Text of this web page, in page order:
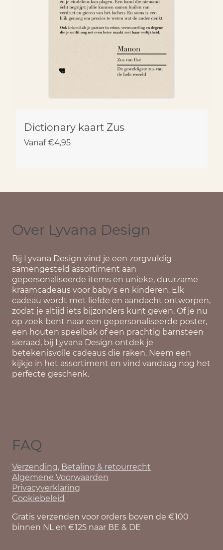
Dictionary kaart Zus
Vanaf €4,95
Over Lyvana Design
Bij Lyvana Design vind je een zorgvuldig
samengesteld assortiment aan
gepersonaliseerde items en unieke, duurzame
kraamcadeaus voor baby's en kinderen. Elk
cadeau wordt met liefde en aandacht ontworpen,
zodat je altijd iets bijzonders kunt geven. Of je nu
op zoek bent naar een gepersonaliseerde poster,
een houten speelbak of een prachtig barnsteen
sieraad, bij Lyvana Design ontdek je
betekenisvolle cadeaus die raken. Neem een
kijkje in het assortiment en vind vandaag nog het
perfecte geschenk.
FAQ
Verzending, Betaling & retourrecht
Algemene Voorwaarden
Privacyverklaring
Cookiebeleid
Gratis verzenden voor orders boven de €100
binnen NL en €125 naar BE & DE